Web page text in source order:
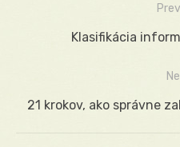
Navigácia
Previous
Klasifikácia
Next
21 krokov, ako správne